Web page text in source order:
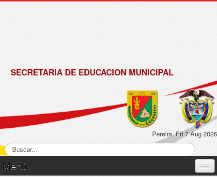
SECRETARIA DE EDUCACION MUNICIPAL
Pereira, Fri 7 Aug 2026
Menú
de